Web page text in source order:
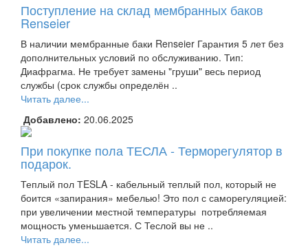
Поступление на склад мембранных баков
Renseier
В наличии мембранные баки Renseier Гарантия 5 лет без
дополнительных условий по обслуживанию. Тип:
Диафрагма. Не требует замены "груши" весь период
службы (срок службы определён ..
Читать далее...
Добавлено: 20.06.2025
При покупке пола ТЕСЛА - Терморегулятор в
подарок.
Теплый пол ТESLA - кабельный теплый пол, который не
боится «запирания» мебелью! Это пол с саморегуляцией:
при увеличении местной температуры потребляемая
мощность уменьшается. С Теслой вы не ..
Читать далее...